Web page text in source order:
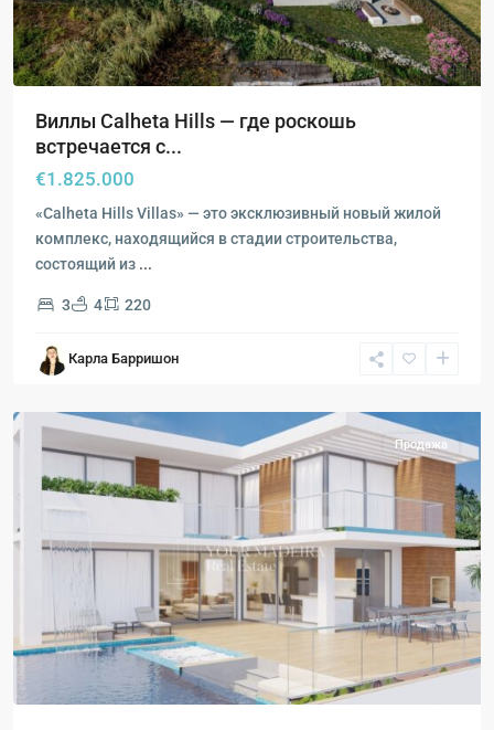
Виллы Calheta Hills — где роскошь
встречается с...
€1.825.000
«Calheta Hills Villas» — это эксклюзивный новый жилой
комплекс, находящийся в стадии строительства,
состоящий из ...
3 4 220
Карла Барришон
Эстрейто-
да-
Продажа